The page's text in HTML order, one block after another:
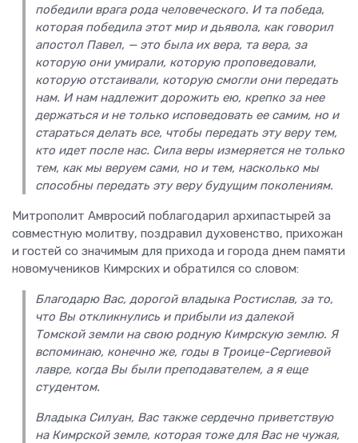
победили врага рода человеческого. И та победа,
которая победила этот мир и дьявола, как говорил
апостол Павел, — это была их вера, та вера, за
которую они умирали, которую проповедовали,
которую отстаивали, которую смогли они передать
нам. И нам надлежит дорожить ею, крепко за нее
держаться и не только исповедовать ее самим, но и
стараться делать все, чтобы передать эту веру тем,
кто идет после нас. Сила веры измеряется не только
тем, как мы веруем сами, но и тем, насколько мы
способны передать эту веру будущим поколениям.
Митрополит Амвросий поблагодарил архипастырей за
совместную молитву, поздравил духовенство, прихожан
и гостей со значимым для прихода и города днем памяти
новомучеников Кимрских и обратился со словом:
Благодарю Вас, дорогой владыка Ростислав, за то,
что Вы откликнулись и прибыли из далекой
Томской земли на свою родную Кимрскую землю. Я
вспоминаю, конечно же, годы в Троице-Сергиевой
лавре, когда Вы были преподавателем, а я еще
студентом.
Владыка Силуан, Вас также сердечно приветствую
на Кимрской земле, которая тоже для Вас не чужая,